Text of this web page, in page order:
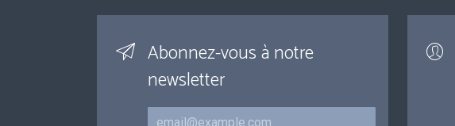
Abonnez-vous à notre
newsletter
Courriel